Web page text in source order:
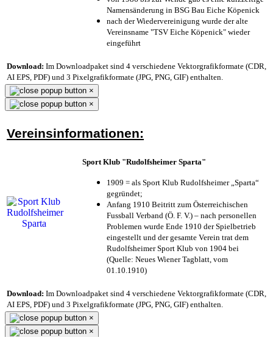
Namensänderung in BSG Bau Eiche Köpenick
nach der Wiedervereinigung wurde der alte
Vereinsname "TSV Eiche Köpenick" wieder
eingeführt
Download: Im Downloadpaket sind 4 verschiedene Vektorgrafikformate (CDR,
AI EPS, PDF) und 3 Pixelgrafikformate (JPG, PNG, GIF) enthalten.
×
×
Vereinsinformationen:
Sport Klub "Rudolfsheimer Sparta"
1909 = als Sport Klub Rudolfsheimer „Sparta“
gegründet;
Anfang 1910 Beitritt zum Österreichischen
Fussball Verband (Ö. F. V.) – nach personellen
Problemen wurde Ende 1910 der Spielbetrieb
eingestellt und der gesamte Verein trat dem
Rudolfsheimer Sport Klub von 1904 bei
(Quelle: Neues Wiener Tagblatt, vom
01.10.1910)
Download: Im Downloadpaket sind 4 verschiedene Vektorgrafikformate (CDR,
AI EPS, PDF) und 3 Pixelgrafikformate (JPG, PNG, GIF) enthalten.
×
×